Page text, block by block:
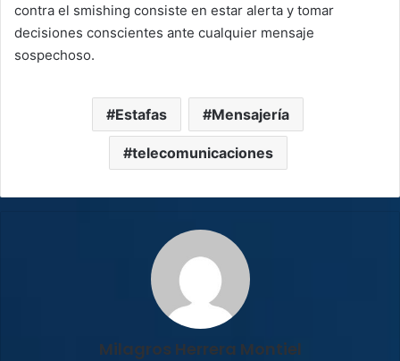
contra el smishing consiste en estar alerta y tomar
decisiones conscientes ante cualquier mensaje
sospechoso.
Estafas Mensajería
telecomunicaciones
Milagros Herrera Montiel